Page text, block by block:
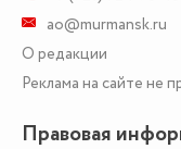
ao@murmansk.ru
О редакции
Реклама на сайте не
Правовая